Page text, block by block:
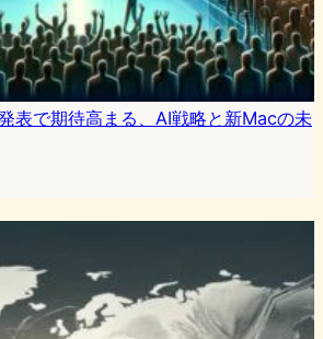
表で期待高まる、AI戦略と新Macの未